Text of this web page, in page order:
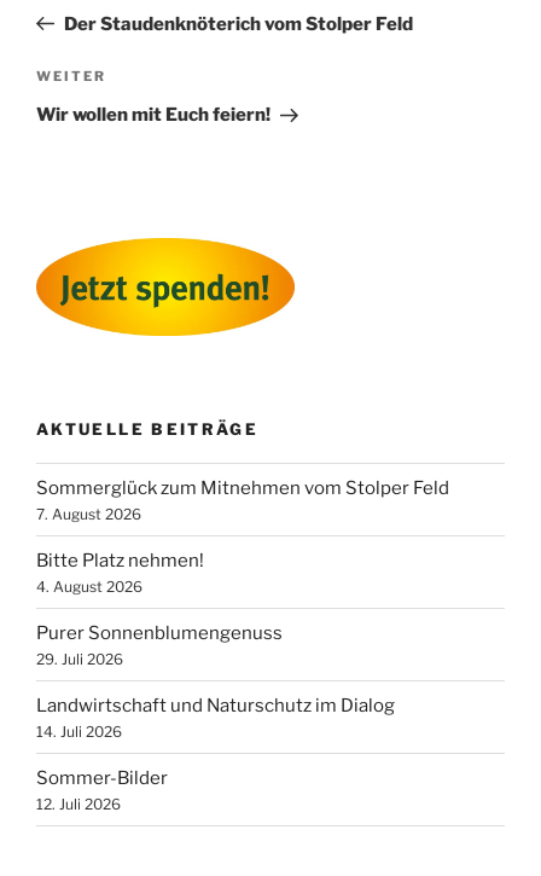
Beitrag
Der Staudenknöterich vom Stolper Feld
Nächster
Beitrag
WEITER
Wir wollen mit Euch feiern!
AKTUELLE BEITRÄGE
Sommerglück zum Mitnehmen vom Stolper Feld
7. August 2026
Bitte Platz nehmen!
4. August 2026
Purer Sonnenblumengenuss
29. Juli 2026
Landwirtschaft und Naturschutz im Dialog
14. Juli 2026
Sommer-Bilder
12. Juli 2026